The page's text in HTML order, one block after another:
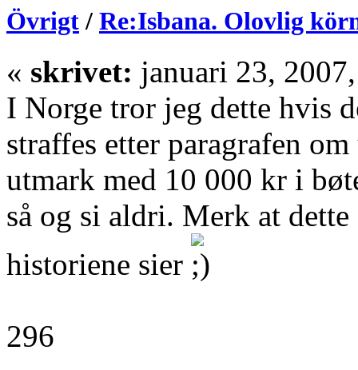
Övrigt / Re:Isbana. Olovlig
« skrivet: januari 23,
I Norge tror jeg dette hvis
straffes etter paragrafen
utmark med 10 000 kr i
så og si aldri. Merk at
historiene sier
296